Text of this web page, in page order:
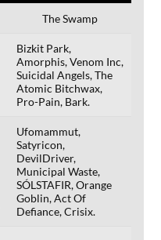
The Swamp
Bizkit Park,
Amorphis, Venom Inc,
Suicidal Angels, The
Atomic Bitchwax,
Pro-Pain, Bark.
Ufomammut,
Satyricon,
DevilDriver,
Municipal Waste,
SÓLSTAFIR, Orange
Goblin, Act Of
Defiance, Crisix.